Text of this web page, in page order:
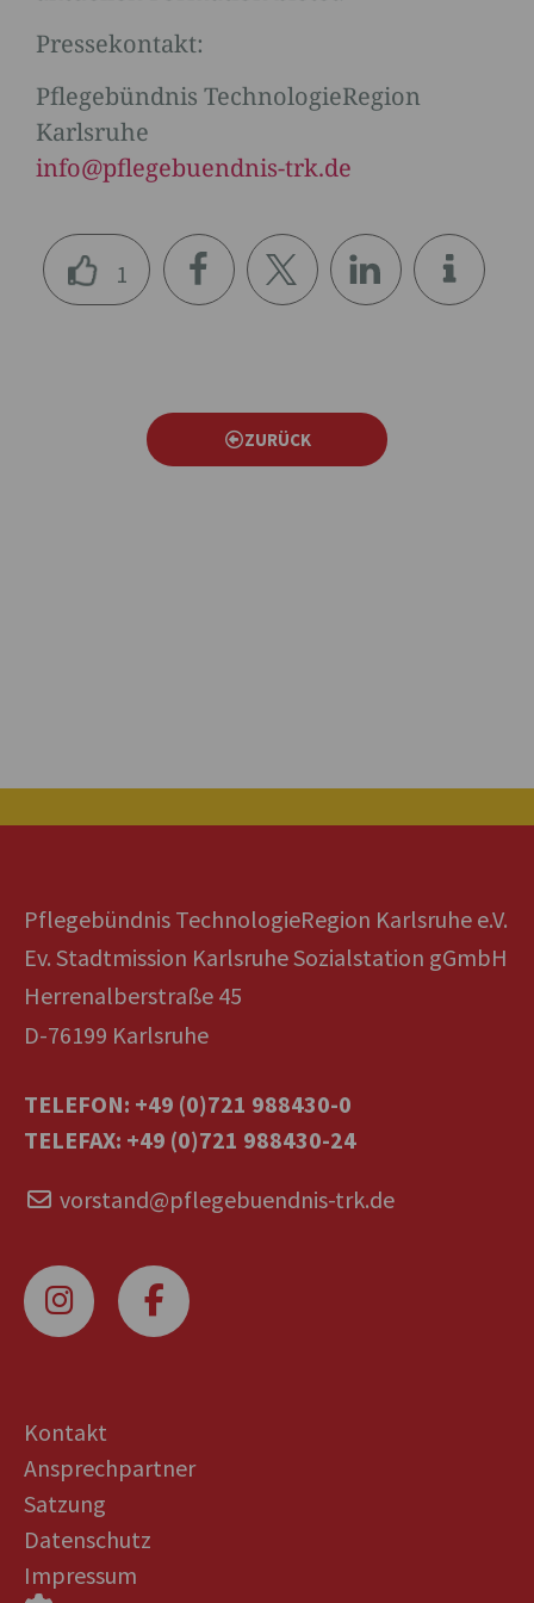
Pressekontakt:
Pflegebündnis TechnologieRegion
Karlsruhe
info@pflegebuendnis-trk.de
1
ZURÜCK
Pflegebündnis TechnologieRegion Karlsruhe e.V.
Ev. Stadtmission Karlsruhe Sozialstation gGmbH
Herrenalberstraße 45
D-76199 Karlsruhe
TELEFON: +49 (0)721 988430-0
TELEFAX: +49 (0)721 988430-24
vorstand@pflegebuendnis-trk.de
Kontakt
Ansprechpartner
Satzung
Datenschutz
Impressum